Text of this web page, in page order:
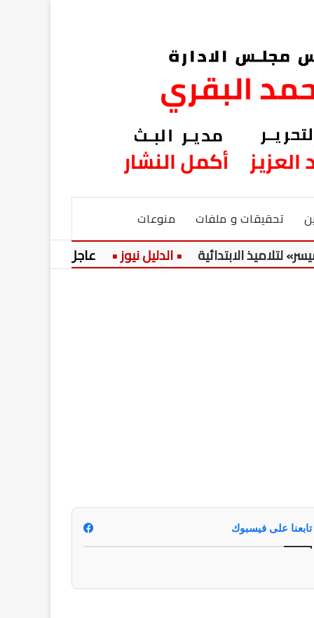
تحقيقات و ملفات منوعات
الابتدائية عاجل:
تابعنا على فيسبوك